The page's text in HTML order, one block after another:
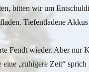
bitten wir um
Tiefentladene
Fendt wieder. Aber nur
eine „ruhigere Zeit“